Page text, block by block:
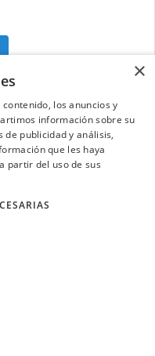
de NextCaddy
Contacta
×
los anuncios y
información sobre su
de publicidad y análisis,
que les haya
partir del uso de sus